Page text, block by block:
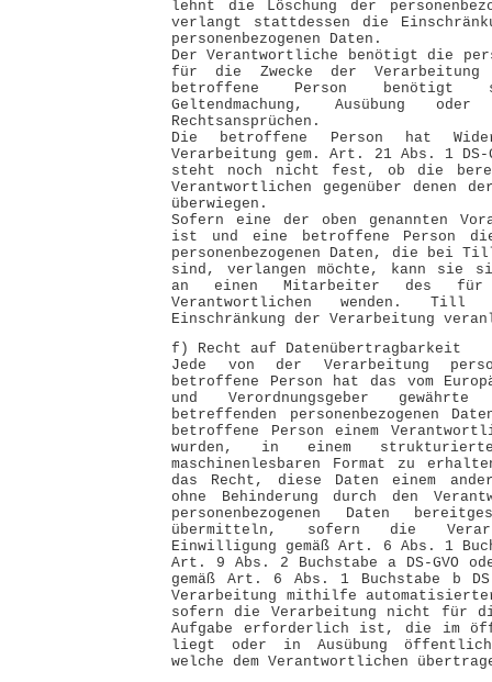
lehnt die Löschung der
verlangt stattdessen die
personenbezogenen Daten.
Der Verantwortliche benötigt die
für die Zwecke der
betroffene Person
Geltendmachung, Ausübung
Rechtsansprüchen.
Die betroffene Person hat
Verarbeitung gem. Art. 21 Abs. 1 DS-
steht noch nicht fest, ob die
Verantwortlichen gegenüber denen
überwiegen.
Sofern eine der oben genannten
ist und eine betroffene Person die
personenbezogenen Daten, die bei
sind, verlangen möchte, kann sie
an einen Mitarbeiter des für
Verantwortlichen wenden.
Einschränkung der Verarbeitung
f) Recht auf Datenübertragbarkeit
Jede von der Verarbeitung
betroffene Person hat das vom
und Verordnungsgeber
betreffenden personenbezogenen
betroffene Person einem
wurden, in einem
maschinenlesbaren Format zu
das Recht, diese Daten einem
ohne Behinderung durch den
personenbezogenen Daten
übermitteln, sofern die
Einwilligung gemäß Art. 6 Abs. 1
Art. 9 Abs. 2 Buchstabe a DS-GVO
gemäß Art. 6 Abs. 1 Buchstabe b
Verarbeitung mithilfe
sofern die Verarbeitung nicht für die
Aufgabe erforderlich ist, die im
liegt oder in Ausübung
welche dem Verantwortlichen